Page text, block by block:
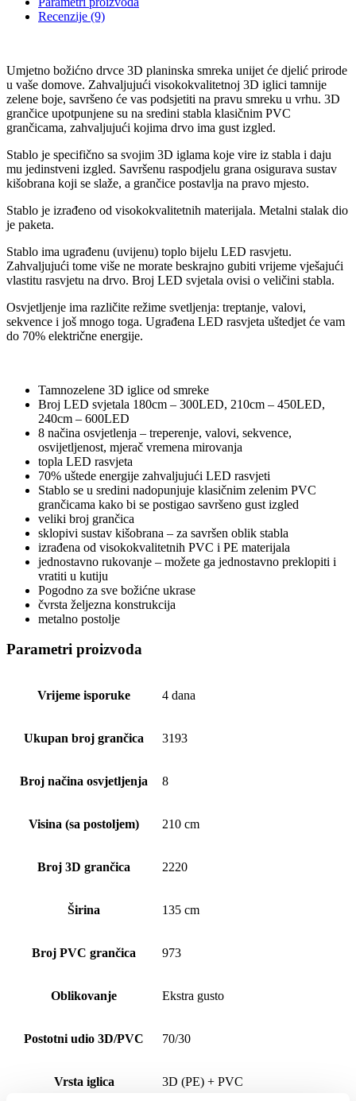
Recenzije (9)
Umjetno božićno drvce 3D planinska smreka unijet će djelić prirode
u vaše domove. Zahvaljujući visokokvalitetnoj 3D iglici tamnije
zelene boje, savršeno će vas podsjetiti na pravu smreku u vrhu. 3D
grančice upotpunjene su na sredini stabla klasičnim PVC
grančicama, zahvaljujući kojima drvo ima gust izgled.
Stablo je specifično sa svojim 3D iglama koje vire iz stabla i daju
mu jedinstveni izgled. Savršenu raspodjelu grana osigurava sustav
kišobrana koji se slaže, a grančice postavlja na pravo mjesto.
Stablo je izrađeno od visokokvalitetnih materijala. Metalni stalak dio
je paketa.
Stablo ima ugrađenu (uvijenu) toplo bijelu LED rasvjetu.
Zahvaljujući tome više ne morate beskrajno gubiti vrijeme vješajući
vlastitu rasvjetu na drvo. Broj LED svjetala ovisi o veličini stabla.
Osvjetljenje ima različite režime svetljenja: treptanje, valovi,
sekvence i još mnogo toga. Ugrađena LED rasvjeta uštedjet će vam
do 70% električne energije.
Tamnozelene 3D iglice od smreke
Broj LED svjetala 180cm – 300LED, 210cm – 450LED,
240cm – 600LED
8 načina osvjetlenja – treperenje, valovi, sekvence,
osvijetljenost, mjerač vremena mirovanja
topla LED rasvjeta
70% uštede energije zahvaljujući LED rasvjeti
Stablo se u sredini nadopunjuje klasičnim zelenim PVC
grančicama kako bi se postigao savršeno gust izgled
veliki broj grančica
sklopivi sustav kišobrana – za savršen oblik stabla
izrađena od visokokvalitetnih PVC i PE materijala
jednostavno rukovanje – možete ga jednostavno preklopiti i
vratiti u kutiju
Pogodno za sve božićne ukrase
čvrsta željezna konstrukcija
metalno postolje
Parametri proizvoda
Vrijeme isporuke 4 dana
Ukupan broj grančica 3193
Broj načina osvjetljenja 8
Visina (sa postoljem) 210 cm
Broj 3D grančica 2220
Širina 135 cm
Broj PVC grančica 973
Oblikovanje Ekstra gusto
Postotni udio 3D/PVC 70/30
Vrsta iglica 3D (PE) + PVC